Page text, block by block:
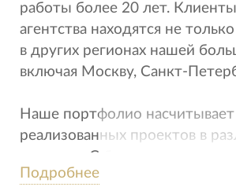
работы более 20 лет.
агентства находятся не
в других регионах нашей
включая Москву, Санкт-
Наше портфолио
реализованных проектов в
отраслях. С большинством
работаем не один год. Наша
Подробнее